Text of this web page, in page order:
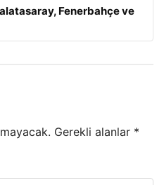
Fenerbahçe ve
Gerekli alanlar *